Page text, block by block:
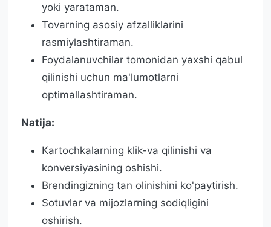
yoki yarataman.
Tovarning asosiy afzalliklarini
rasmiylashtiraman.
Foydalanuvchilar tomonidan yaxshi qabul
qilinishi uchun ma'lumotlarni
optimallashtiraman.
Natija:
Kartochkalarning klik-va qilinishi va
konversiyasining oshishi.
Brendingizning tan olinishini ko'paytirish.
Sotuvlar va mijozlarning sodiqligini
oshirish.